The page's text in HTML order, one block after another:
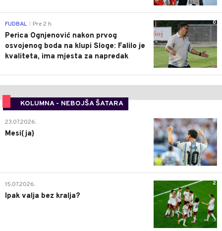
0
FUDBAL Pre 2 h
Perica Ognjenović nakon prvog
osvojenog boda na klupi Sloge: Falilo je
kvaliteta, ima mjesta za napredak
KOLUMNA - NEBOJŠA ŠATARA
0
23.07.2026.
Mesi(ja)
2
15.07.2026.
Ipak valja bez kralja?